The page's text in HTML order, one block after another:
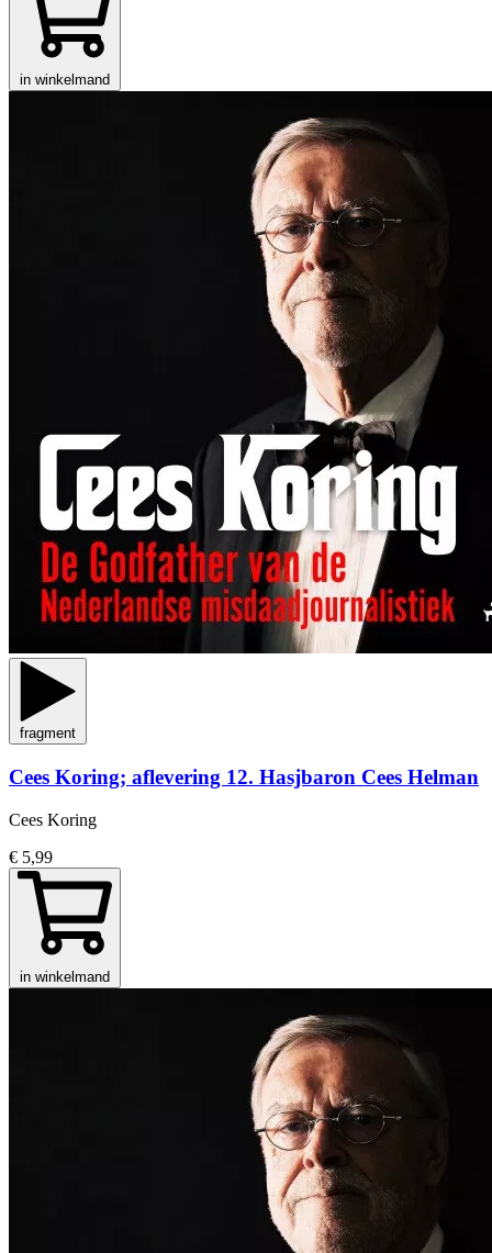
in winkelmand
fragment
Cees Koring; aflevering 12. Hasjbaron Cees Helman
Cees Koring
€ 5,99
in winkelmand